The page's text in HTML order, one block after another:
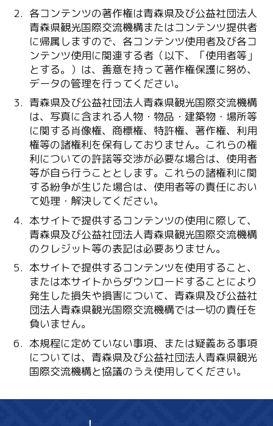
各コンテンツの著作権は青森県及び公益社団法人
青森県観光国際交流機構またはコンテンツ提供者
に帰属しますので、各コンテンツ使用者及び各コ
ンテンツ使用に関連する者（以下、「使用者等」
とする。）は、善意を持って著作権保護に努め、
データの管理を行ってください。
青森県及び公益社団法人青森県観光国際交流機構
は、写真に含まれる人物・物品・建築物・場所等
に関する肖像権、商標権、特許権、著作権、利用
権等の諸権利を保有しておりません。これらの権
利についての許諾等交渉が必要な場合は、使用者
等が自ら行うこととします。これらの諸権利に関
する紛争が生じた場合は、使用者等の責任におい
て処理・解決してください。
本サイトで提供するコンテンツの使用に際して、
青森県及び公益社団法人青森県観光国際交流機構
のクレジット等の表記は必要ありません。
本サイトで提供するコンテンツを使用すること、
または本サイトからダウンロードすることにより
発生した損失や損害について、青森県及び公益社
団法人青森県観光国際交流機構では一切の責任を
負いません。
本規程に定めていない事項、または疑義ある事項
については、青森県及び公益社団法人青森県観光
国際交流機構と協議のうえ使用してください。
Copy URL